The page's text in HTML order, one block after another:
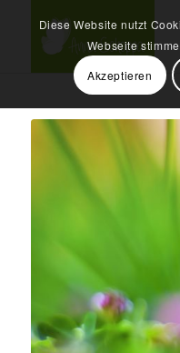
Diese Website nutzt
Webseite
Akzeptieren